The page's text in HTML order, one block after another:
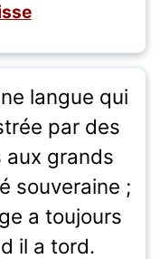
langue qui
par des
grands
souveraine ;
a toujours
il a tord.